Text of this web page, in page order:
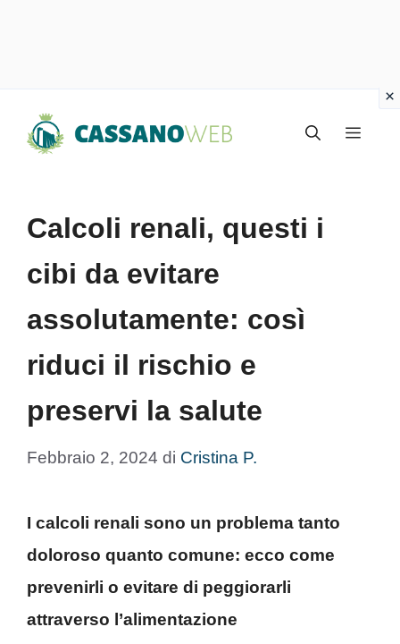
Menu
Calcoli renali, questi i
cibi da evitare
assolutamente: così
riduci il rischio e
preservi la salute
Febbraio 2, 2024 di Cristina P.
I calcoli renali sono un problema tanto
doloroso quanto comune: ecco come
prevenirli o evitare di peggiorarli
attraverso l’alimentazione